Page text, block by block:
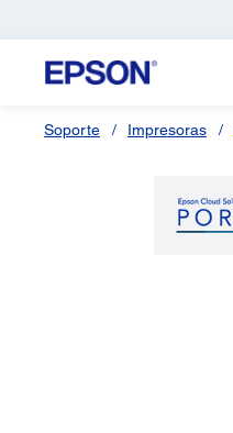
Soporte Impresoras